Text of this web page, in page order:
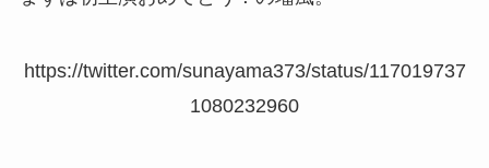
https://twitter.com/sunayama373/status/117019737
1080232960